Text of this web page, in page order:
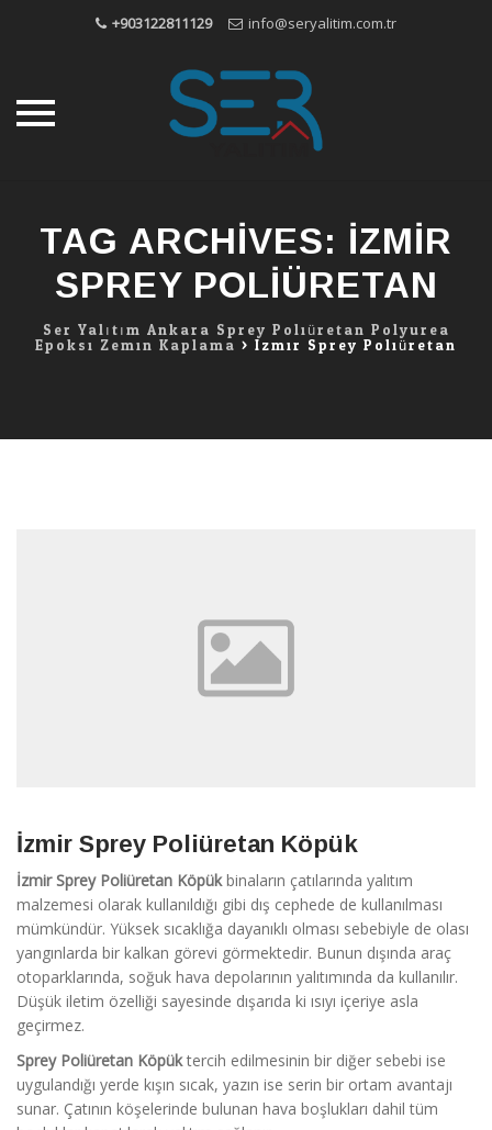
+903122811129 info@seryalitim.com.tr
contentTAG ARCHIVES: IZMIR
SPREY POLIÜRETAN
Ser Yalıtım Ankara Sprey Poliüretan Polyurea
Epoksi Zemin Kaplama > Izmir Sprey Poliüretan
İzmir Sprey Poliüretan Köpük
İzmir Sprey Poliüretan Köpükbinaların çatılarında yalıtım
malzemesi olarak kullanıldığı gibi dış cephede de kullanılması
mümkündür. Yüksek sıcaklığa dayanıklı olması sebebiyle de olası
yangınlarda bir kalkan görevi görmektedir. Bunun dışında araç
otoparklarında, soğuk hava depolarının yalıtımında da kullanılır.
Düşük iletim özelliği sayesinde dışarıda ki ısıyı içeriye asla
geçirmez.
Sprey Poliüretan Köpüktercih edilmesinin bir diğer sebebi ise
uygulandığı yerde kışın sıcak, yazın ise serin bir ortam avantajı
sunar. Çatının köşelerinde bulunan hava boşlukları dahil tüm